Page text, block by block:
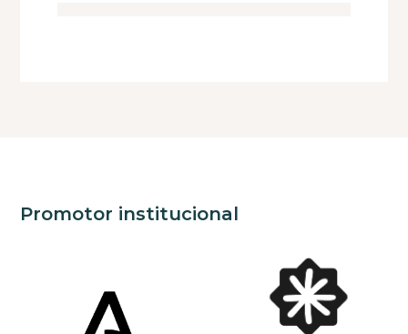
Promotor institucional